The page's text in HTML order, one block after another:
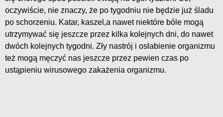
oczywiście, nie znaczy, że po tygodniu nie będzie już śladu
po schorzeniu. Katar, kaszel,a nawet niektóre bóle mogą
utrzymywać się jeszcze przez kilka kolejnych dni, do nawet
dwóch kolejnych tygodni. Zły nastrój i osłabienie organizmu
też mogą męczyć nas jeszcze przez pewien czas po
ustąpieniu wirusowego zakażenia organizmu.